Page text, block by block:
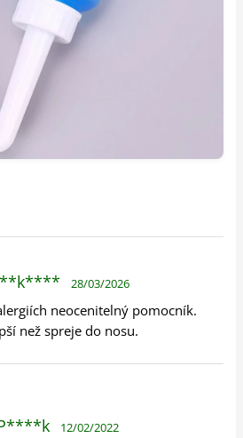
28/03/2026
neocenitelný pomocník.
než spreje do nosu.
12/02/2022